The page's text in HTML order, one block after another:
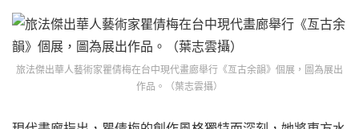
旅法傑出華人藝術家瞿倩梅在台中現代畫廊舉行《亙古余韻》個展，圖為展出
作品。（葉志雲攝）